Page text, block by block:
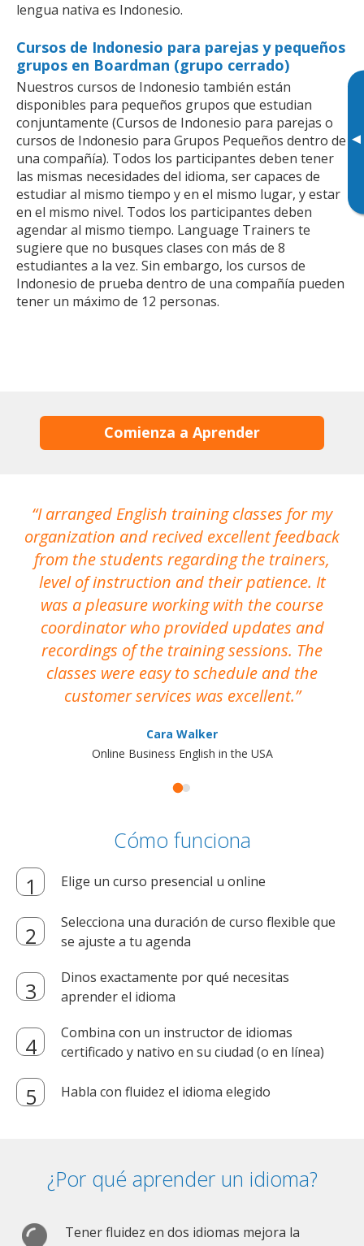
▸
lengua nativa es Indonesio.
Cursos de Indonesio para parejas y pequeños
grupos en Boardman (grupo cerrado)
Nuestros cursos de Indonesio también están
disponibles para pequeños grupos que estudian
conjuntamente (Cursos de Indonesio para parejas o
cursos de Indonesio para Grupos Pequeños dentro de
una compañía). Todos los participantes deben tener
las mismas necesidades del idioma, ser capaces de
estudiar al mismo tiempo y en el mismo lugar, y estar
en el mismo nivel. Todos los participantes deben
agendar al mismo tiempo. Language Trainers te
sugiere que no busques clases con más de 8
estudiantes a la vez. Sin embargo, los cursos de
Indonesio de prueba dentro de una compañía pueden
tener un máximo de 12 personas.
Comienza a Aprender
I arranged English training classes for my
organization and recived excellent feedback
from the students regarding the trainers,
level of instruction and their patience. It
was a pleasure working with the course
coordinator who provided updates and
recordings of the training sessions. The
classes were easy to schedule and the
customer services was excellent.
Cara Walker
Online Business English in the USA
Cómo funciona
Elige un curso presencial u online
Selecciona una duración de curso flexible que
se ajuste a tu agenda
Dinos exactamente por qué necesitas
aprender el idioma
Combina con un instructor de idiomas
certificado y nativo en su ciudad (o en línea)
Habla con fluidez el idioma elegido
¿Por qué aprender un idioma?
Tener fluidez en dos idiomas mejora la